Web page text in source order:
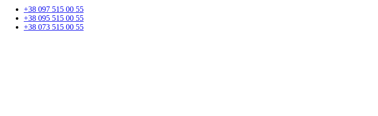
+38 097 515 00 55
+38 095 515 00 55
+38 073 515 00 55